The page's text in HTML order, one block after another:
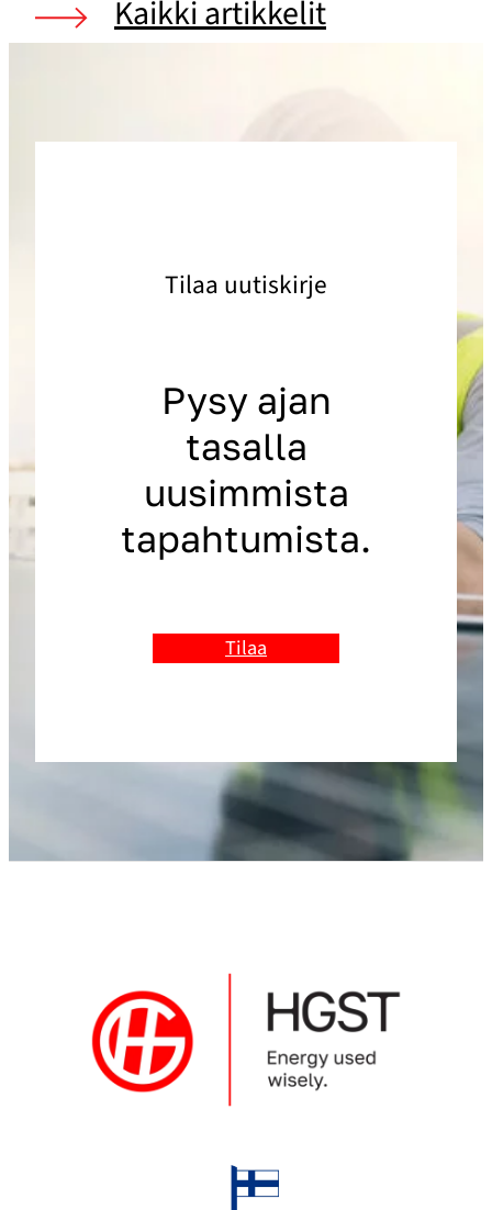
Kaikki artikkelit
Tilaa uutiskirje
Pysy ajan
tasalla
uusimmista
tapahtumista.
Tilaa